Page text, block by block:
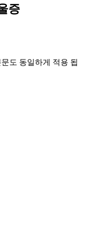
증
도 동일하게 적용 됩